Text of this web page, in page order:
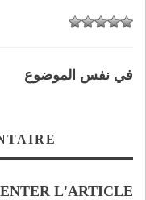
في نفس الموضوع
L'ARTICLE